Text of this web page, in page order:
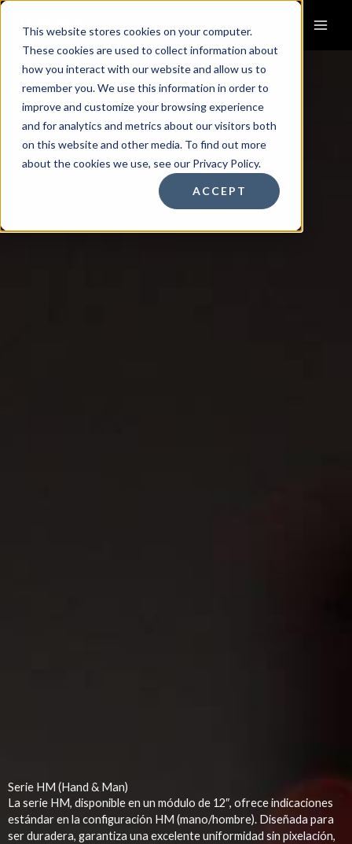
This website stores cookies on your computer.
These cookies are used to collect information about
how you interact with our website and allow us to
remember you. We use this information in order to
improve and customize your browsing experience
and for analytics and metrics about our visitors both
on this website and other media. To find out more
about the cookies we use, see our Privacy Policy.
ACCEPT
Skip
Serie HM (Hand & Man)
La serie HM, disponible en un módulo de 12″, ofrece indicaciones
estándar en la configuración HM (mano/hombre). Diseñada para
ser duradera, garantiza una excelente uniformidad sin pixelación,